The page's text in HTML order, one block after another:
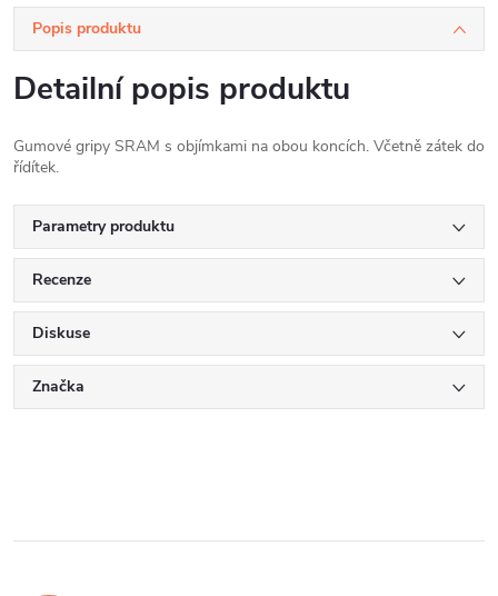
Popis produktu
Detailní popis produktu
Gumové gripy SRAM s objímkami na obou koncích. Včetně zátek do
řídítek.
Parametry produktu
Recenze
Diskuse
Značka